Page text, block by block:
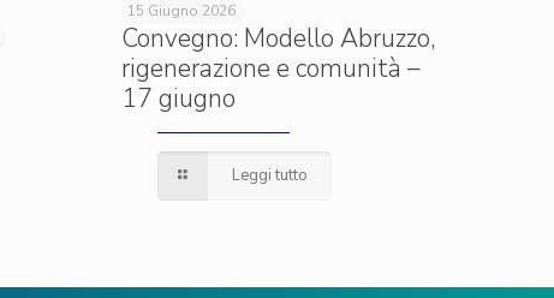
15 Giugno 2026
Convegno: Modello Abruzzo,
rigenerazione e comunità –
17 giugno
Leggi tutto